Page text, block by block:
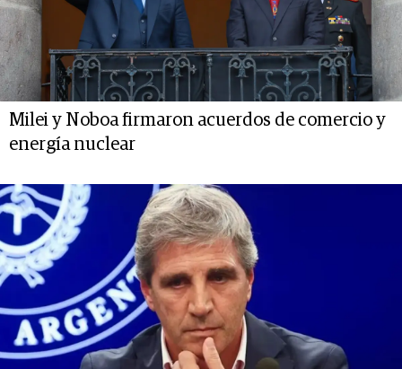
Milei y Noboa firmaron acuerdos de comercio y
energía nuclear